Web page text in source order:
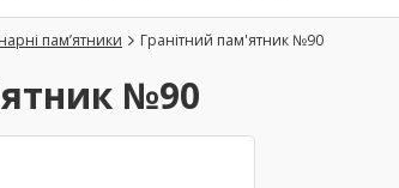
пам’ятники Гранітний пам'ятник №90
№90